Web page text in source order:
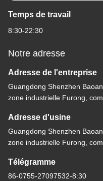
Temps de travail
8:30-22:30
Notre adresse
Adresse de l'entreprise
Guangdong Shenzhen
zone industrielle Furong,
Adresse d'usine
Guangdong Shenzhen
zone industrielle Furong,
Télégramme
86-0755-27097532-8:30